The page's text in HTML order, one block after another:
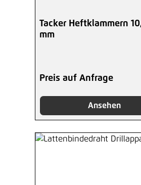
Tacker Heftklammern
mm
Preis auf Anfrage
Ansehen